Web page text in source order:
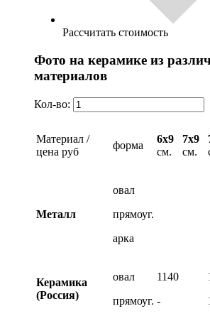
Рассчитать стоимость
Фото на керамике из
материалов
Кол-во:
Материал /
цена руб
форма
6х9
см.
7х9
см.
Металл
овал
прямоуг.
арка
Керамика
(Россия)
овал
прямоуг.
1140
-